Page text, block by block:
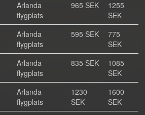
Arlanda
flygplats
965 SEK
1255
SEK
Arlanda
flygplats
595 SEK
775
SEK
Arlanda
flygplats
835 SEK
1085
SEK
Arlanda
flygplats
1230
SEK
1600
SEK